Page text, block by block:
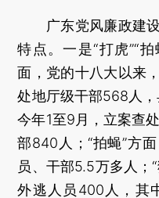
广东党风廉政建设
特点。一是“打虎”“
面，党的十八大以来
处地厅级干部568人
今年1至9月，立案查
部840人；“拍蝇”方
员、干部5.5万多人；
外逃人员400人，其